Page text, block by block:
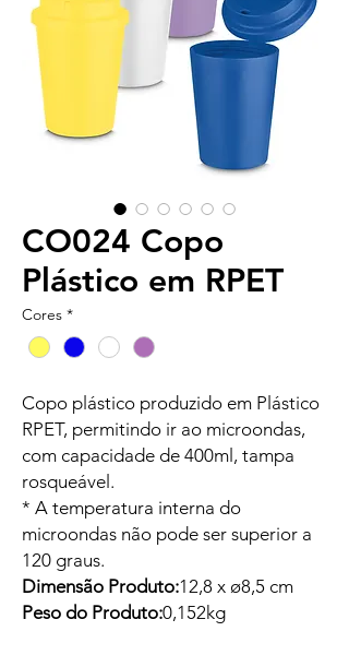
CO024 Copo
Plástico em RPET
Cores *
Copo plástico produzido em Plástico
RPET, permitindo ir ao microondas,
com capacidade de 400ml, tampa
rosqueável.
* A temperatura interna do
microondas não pode ser superior a
120 graus.
Dimensão Produto:12,8 x ø8,5 cm
Peso do Produto:0,152kg